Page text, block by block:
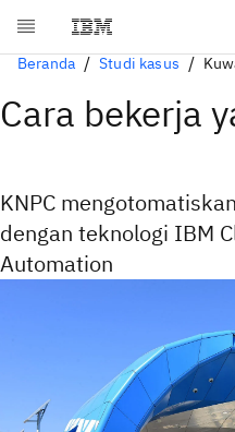
Beranda Studi kasus
Cara bekerja
KNPC
dengan teknologi IBM
Automation